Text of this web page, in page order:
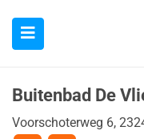
Buitenbad De
Voorschoterweg 6,